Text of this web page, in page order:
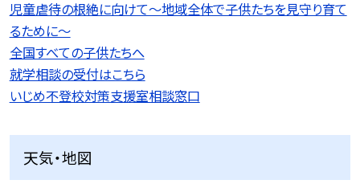
児童虐待の根絶に向けて〜地域全体で子供たちを見守り育て
るために〜
全国すべての子供たちへ
就学相談の受付はこちら
いじめ不登校対策支援室相談窓口
天気・地図